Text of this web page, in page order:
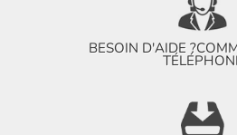
BESOIN D'AIDE ?